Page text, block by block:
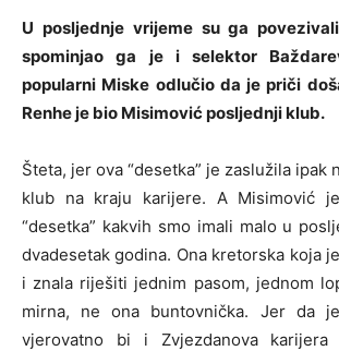
U posljednje vrijeme su ga
spominjao ga je i selektor
popularni Miske odlučio da je priči
Renhe je bio Misimović posljednji klub.
Šteta, jer ova “desetka” je zaslužila ipak
klub na kraju karijere. A Misimović
“desetka” kakvih smo imali malo u
dvadesetak godina. Ona kretorska koja
i znala riješiti jednim pasom, jednom
mirna, ne ona buntovnička. Jer da
vjerovatno bi i Zvjezdanova karijera